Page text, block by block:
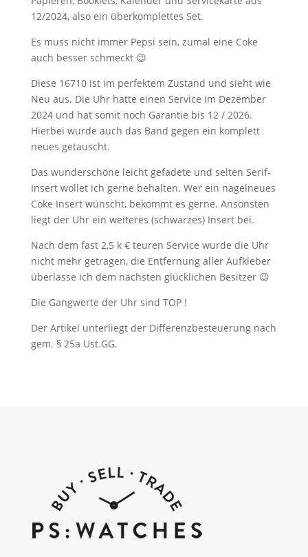
12/2024, also ein überkomplettes Set.
Es muss nicht immer Pepsi sein, zumal eine Coke
auch besser schmeckt 😉
Diese 16710 ist im perfektem Zustand und sieht wie
Neu aus. Die Uhr hatte einen Service im Dezember
2024 und hat somit noch Garantie bis 12 / 2026.
Hierbei wurde auch das Band gegen ein komplett
neues getauscht.
Das wunderschöne leicht gefadete und selten Serif-
Insert wollet ich gerne behalten. Wer ein nagelneues
Coke Insert wünscht, bekommt es gerne. Ansonsten
liegt der Uhr ein weiteres (schwarzes) Insert bei.
Nach dem fast 2,5 k € teuren Service wurde die Uhr
nicht mehr getragen, die Entfernung aller Aufkleber
überlasse ich dem nächsten glücklichen Besitzer 😉
Die Gangwerte der Uhr sind TOP !
Der Artikel unterliegt der Differenzbesteuerung nach
gem. § 25a Ust.GG.